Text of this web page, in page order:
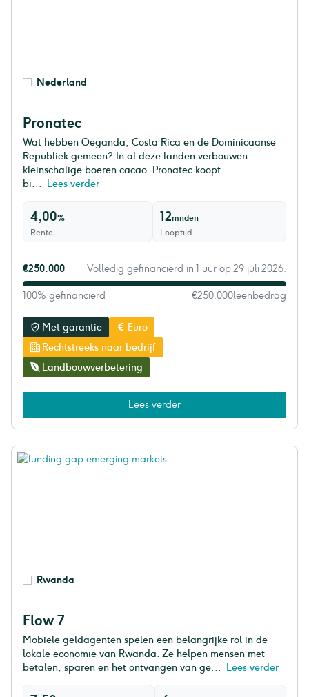
Nederland
Pronatec
Wat hebben Oeganda, Costa Rica en de Dominicaanse
Republiek gemeen? In al deze landen verbouwen
kleinschalige boeren cacao. Pronatec koopt
bi...
Lees verder
4,00%
Rente
12mnden
Looptijd
€250.000 Volledig gefinancierd in 1 uur op 29 juli 2026.
100% gefinancierd €250.000leenbedrag
Met garantie
Euro
Rechtstreeks naar bedrijf
Landbouwverbetering
Lees verder
Rwanda
Flow 7
Mobiele geldagenten spelen een belangrijke rol in de
lokale economie van Rwanda. Ze helpen mensen met
betalen, sparen en het ontvangen van ge...
Lees verder